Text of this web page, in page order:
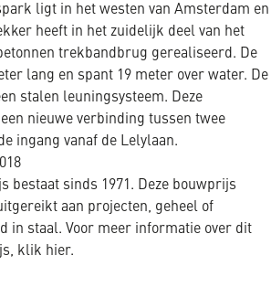
ligt in het westen van Amsterdam en
heeft in het zuidelijk deel van het
trekbandbrug gerealiseerd. De
lang en spant 19 meter over water. De
stalen leuningsysteem. Deze
nieuwe verbinding tussen twee
ingang vanaf de Lelylaan.
bestaat sinds 1971. Deze bouwprijs
aan projecten, geheel of
in staal. Voor meer informatie over dit
klik hier.